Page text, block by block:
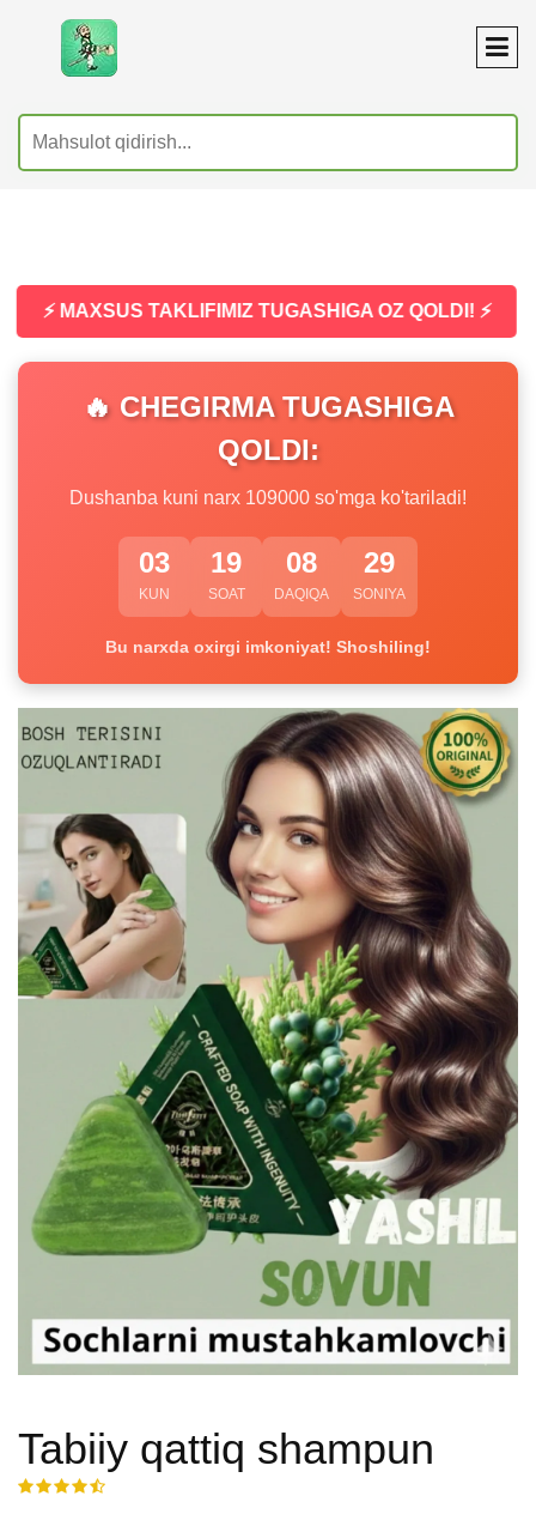
⚡ MAXSUS TAKLIFIMIZ TUGASHIGA OZ QOLDI! ⚡
🔥 CHEGIRMA TUGASHIGA
QOLDI:
Dushanba kuni narx 109000 so'mga ko'tariladi!
03
KUN
19
SOAT
08
DAQIQA
29
SONIYA
Bu narxda oxirgi imkoniyat! Shoshiling!
Tabiiy qattiq shampun